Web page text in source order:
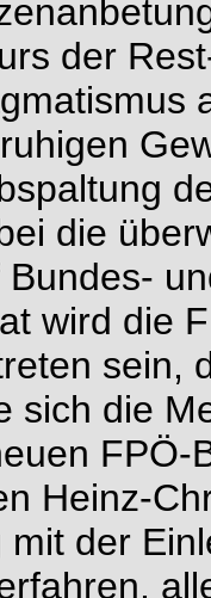
der
die
wird die
sein,
sich die
Heinz-
der